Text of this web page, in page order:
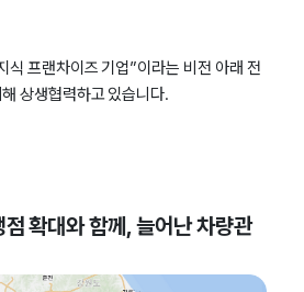
식 프랜차이즈 기업”이라는 비전 아래 전
상생협력하고 있습니다.
확대와 함께, 늘어난 차량관